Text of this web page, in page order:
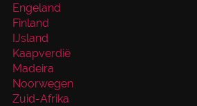
Engeland
Finland
IJsland
Kaapverdië
Madeira
Noorwegen
Zuid-Afrika